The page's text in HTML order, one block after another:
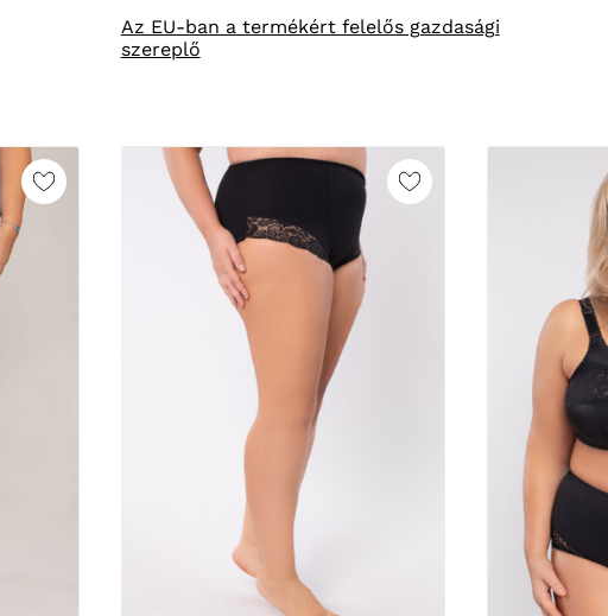
Az EU-ban a termékért felelős gazdasági
szereplő